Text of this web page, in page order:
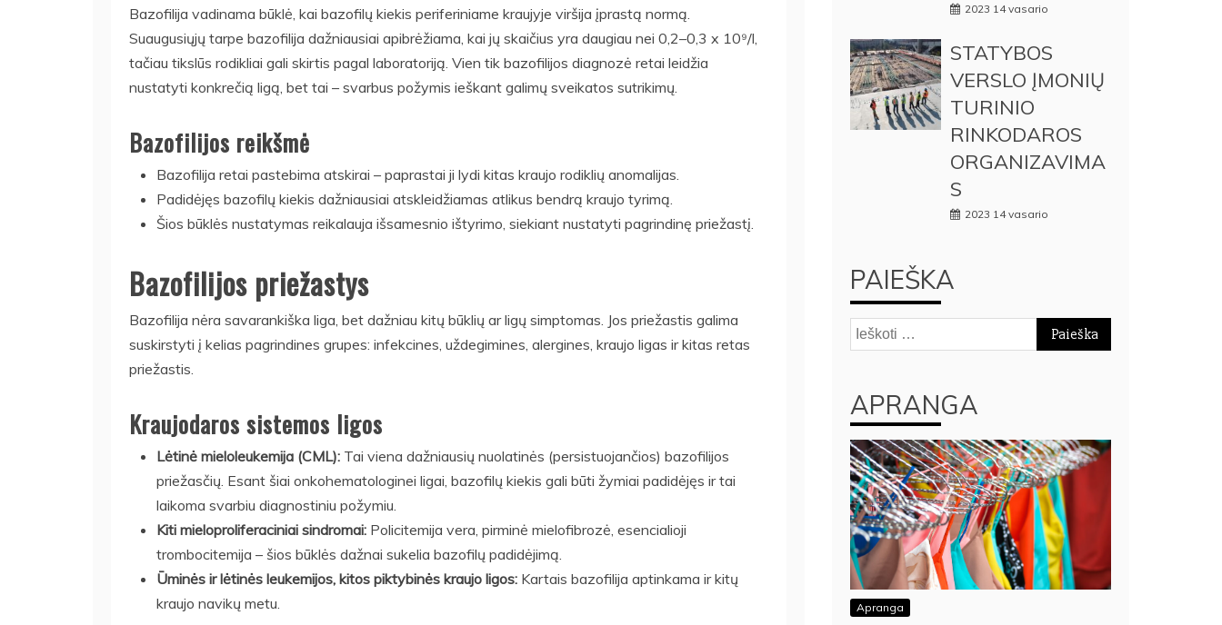
Bazofilija vadinama būklė, kai bazofilų kiekis periferiniame kraujyje viršija įprastą normą.
Suaugusiųjų tarpe bazofilija dažniausiai apibrėžiama, kai jų skaičius yra daugiau nei 0,2–0,3 x 10⁹/l,
tačiau tikslūs rodikliai gali skirtis pagal laboratoriją. Vien tik bazofilijos diagnozė retai leidžia
nustatyti konkrečią ligą, bet tai – svarbus požymis ieškant galimų sveikatos sutrikimų.
Bazofilijos reikšmė
Bazofilija retai pastebima atskirai – paprastai ji lydi kitas kraujo rodiklių anomalijas.
Padidėjęs bazofilų kiekis dažniausiai atskleidžiamas atlikus bendrą kraujo tyrimą.
Šios būklės nustatymas reikalauja išsamesnio ištyrimo, siekiant nustatyti pagrindinę priežastį.
Bazofilijos priežastys
Bazofilija nėra savarankiška liga, bet dažniau kitų būklių ar ligų simptomas. Jos priežastis galima
suskirstyti į kelias pagrindines grupes: infekcines, uždegimines, alergines, kraujo ligas ir kitas retas
priežastis.
Kraujodaros sistemos ligos
Lėtinė mieloleukemija (CML): Tai viena dažniausių nuolatinės (persistuojančios) bazofilijos
priežasčių. Esant šiai onkohematologinei ligai, bazofilų kiekis gali būti žymiai padidėjęs ir tai
laikoma svarbiu diagnostiniu požymiu.
Kiti mieloproliferaciniai sindromai: Policitemija vera, pirminė mielofibrozė, esencialioji
trombocitemija – šios būklės dažnai sukelia bazofilų padidėjimą.
Ūminės ir lėtinės leukemijos, kitos piktybinės kraujo ligos: Kartais bazofilija aptinkama ir kitų
kraujo navikų metu.
2023 14 vasario
STATYBOS
VERSLO ĮMONIŲ
TURINIO
RINKODAROS
ORGANIZAVIMA
S
2023 14 vasario
PAIEŠKA
Ieškoti:
APRANGA
Apranga